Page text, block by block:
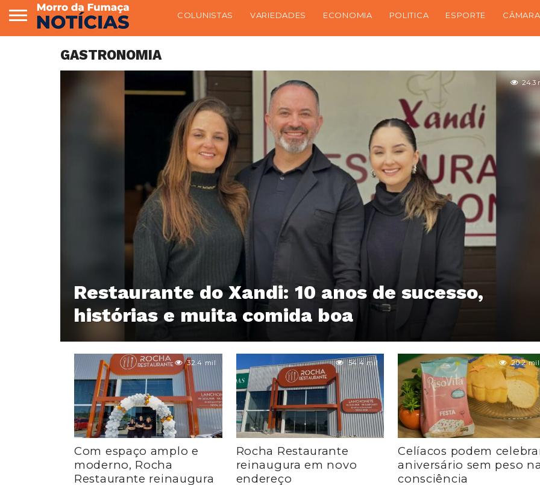
COLUNISTAS VARIEDADES ECONOMIA POLITICA ESPORTE
GASTRONOMIA
Restaurante do Xandi: 10 anos de sucesso,
histórias e muita comida boa
24.3
32.4 mil
Com espaço amplo e
moderno, Rocha
Restaurante reinaugura
54.4 mil
Rocha Restaurante
reinaugura em novo
endereço
20.2 mil
Celíacos podem
aniversário sem peso
consciência